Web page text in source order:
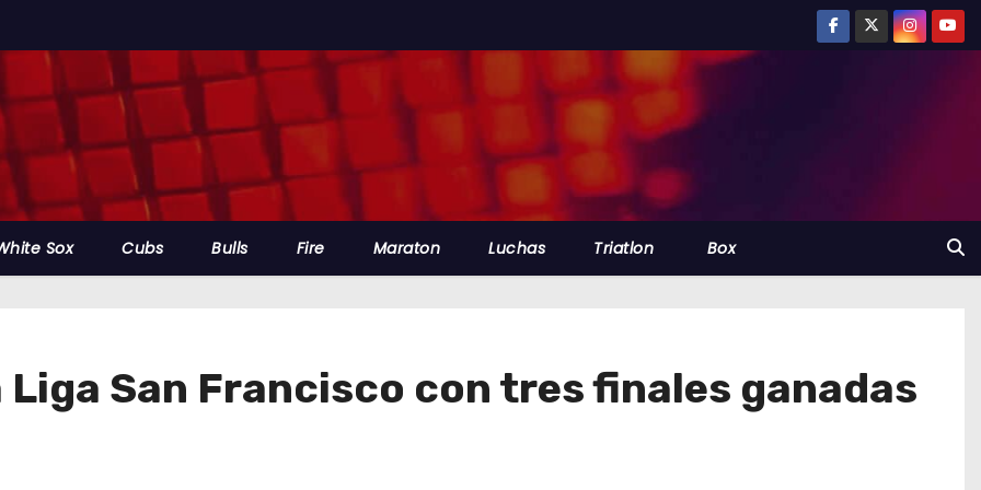
Sox Cubs Bulls Fire Maraton Luchas Triatlon Box
San Francisco con tres finales ganadas